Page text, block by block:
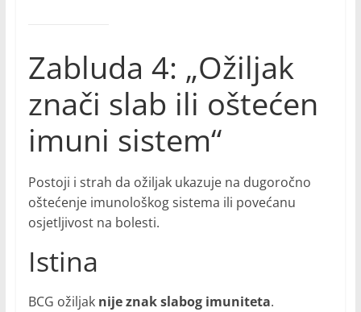
Zabluda 4: „Ožiljak
znači slab ili oštećen
imuni sistem“
Postoji i strah da ožiljak ukazuje na dugoročno
oštećenje imunološkog sistema ili povećanu
osjetljivost na bolesti.
Istina
BCG ožiljak nije znak slabog imuniteta.